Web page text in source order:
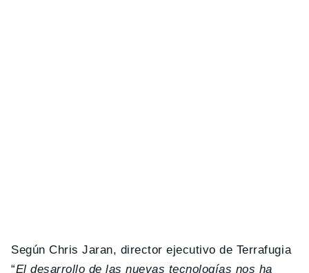
Según Chris Jaran, director ejecutivo de Terrafugia
“El desarrollo de las nuevas tecnologías nos ha